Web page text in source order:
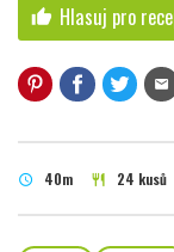
thumb_up Hlasuj pro
mail
schedule 40m restaurant 24 kusů